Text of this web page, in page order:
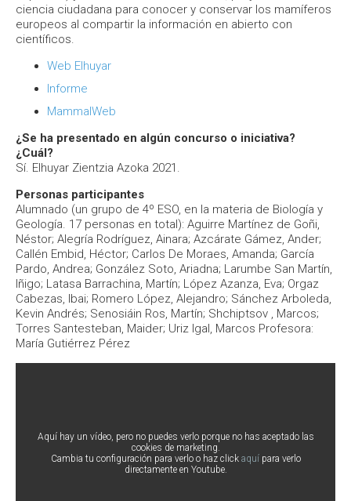
ciencia ciudadana para conocer y conservar los mamíferos
europeos al compartir la información en abierto con
científicos.
Web Elhuyar
Informe
MammalWeb
¿Se ha presentado en algún concurso o iniciativa?
¿Cuál?
Sí. Elhuyar Zientzia Azoka 2021.
Personas participantes
Alumnado (un grupo de 4º ESO, en la materia de Biología y
Geología. 17 personas en total): Aguirre Martínez de Goñi,
Néstor; Alegría Rodríguez, Ainara; Azcárate Gámez, Ander;
Callén Embid, Héctor; Carlos De Moraes, Amanda; García
Pardo, Andrea; González Soto, Ariadna; Larumbe San Martín,
Iñigo; Latasa Barrachina, Martín; López Azanza, Eva; Orgaz
Cabezas, Ibai; Romero López, Alejandro; Sánchez Arboleda,
Kevin Andrés; Senosiáin Ros, Martín; Shchiptsov , Marcos;
Torres Santesteban, Maider; Uriz Igal, Marcos Profesora:
María Gutiérrez Pérez
Aquí hay un vídeo, pero no puedes verlo porque no has aceptado las
cookies de marketing.
Cambia tu configuración para verlo o haz click aquípara verlo
directamente en Youtube.